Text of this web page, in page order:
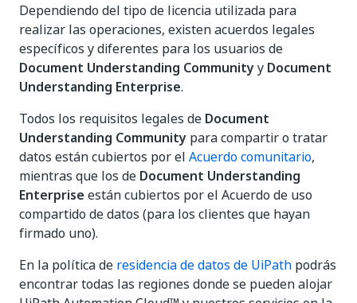
Dependiendo del tipo de licencia utilizada para
realizar las operaciones, existen acuerdos legales
específicos y diferentes para los usuarios de
Document Understanding Communityy Document
Understanding Enterprise.
Todos los requisitos legales de Document
Understanding Community para compartir o tratar
datos están cubiertos por el Acuerdo comunitario,
mientras que los de Document Understanding
Enterprise están cubiertos por el Acuerdo de uso
compartido de datos (para los clientes que hayan
firmado uno).
En la política de residencia de datos de UiPath podrás
encontrar todas las regiones donde se pueden alojar